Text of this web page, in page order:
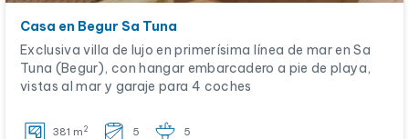
Casa en Begur Sa Tuna
Exclusiva villa de lujo en primerísima línea de mar en Sa
Tuna (Begur), con hangar embarcadero a pie de playa,
vistas al mar y garaje para 4 coches
381 m 2 5 5